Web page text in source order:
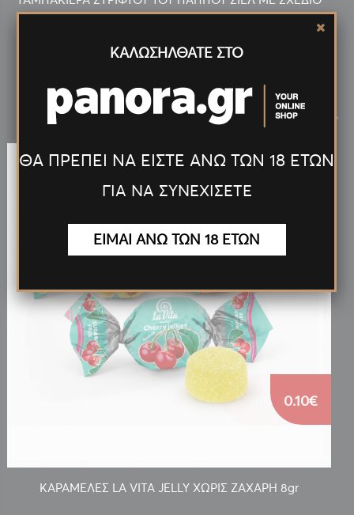
ΝέαΠροϊόντα
ΚΑΡΑΜΕΛΕΣ LA VITA JELLY ΧΩΡΙΣ ΖΑΧΑΡΗ 8gr
0.10€
>
ΚΑΛΩΣΗΛΘΑΤΕ ΣΤΟ
ΘΑ ΠΡΕΠΕΙ ΝΑ ΕΙΣΤΕ ΑΝΩ ΤΩΝ 18 ΕΤΩΝ
ΓΙΑ ΝΑ ΣΥΝΕΧΙΣΕΤΕ
ΕΙΜΑΙ ΑΝΩ ΤΩΝ 18 ΕΤΩΝ